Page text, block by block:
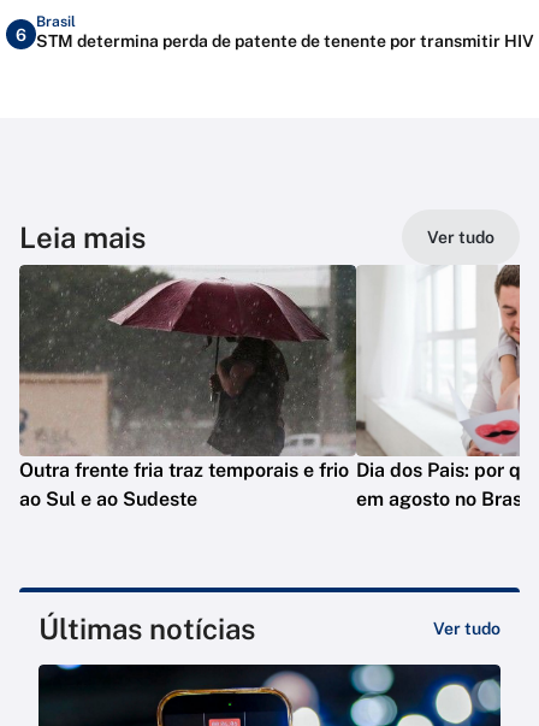
6
Brasil
STM determina perda de patente de tenente por transmitir HIV
Leia mais Ver tudo
Outra frente fria traz temporais e frio
ao Sul e ao Sudeste
Dia dos Pais: por
em agosto no
Últimas notícias Ver tudo